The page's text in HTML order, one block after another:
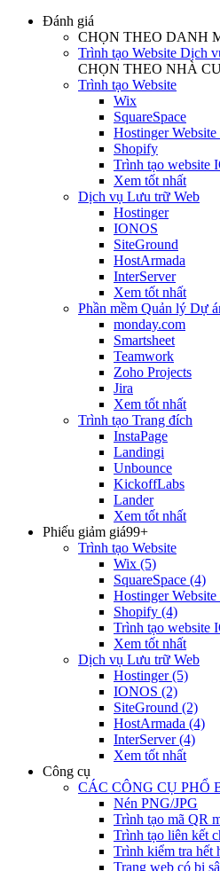
Đánh giá
CHỌN THEO DANH
Trình tạo Website Dịch
CHỌN THEO NHÀ
Trình tạo Website
Wix
SquareSpace
Hostinger
Shopify
Trình tạo website
Xem tốt nhất
Dịch vụ Lưu trữ Web
Hostinger
IONOS
SiteGround
HostArmada
InterServer
Xem tốt nhất
Phần mềm Quản lý Dự
monday.com
Smartsheet
Teamwork
Zoho Projects
Jira
Xem tốt nhất
Trình tạo Trang đích
InstaPage
Landingi
Unbounce
KickoffLabs
Lander
Xem tốt nhất
Phiếu giảm giá99+
Trình tạo Website
Wix (5)
SquareSpace (4)
Hostinger
Shopify (4)
Trình tạo website
Xem tốt nhất
Dịch vụ Lưu trữ Web
Hostinger(5)
IONOS (2)
SiteGround (2)
HostArmada (4)
InterServer(4)
Xem tốt nhất
Công cụ
CÁC CÔNG CỤ PHỔ
Nén PNG/JPG
Trình tạo mã QR
Trình tạo liên kết
Trình kiểm tra hết
Trang web có bị